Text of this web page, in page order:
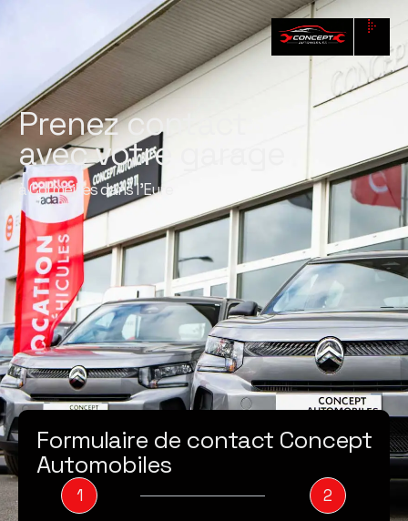
Prenez contact
avec votre garage
à Cormeilles dans l'Eure
Formulaire de contact Concept
Automobiles
1
2